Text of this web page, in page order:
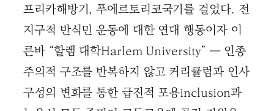
프리카해방기, 푸에르토리코국기를 걸었다. 전
지구적 반식민 운동에 대한 연대 행동이자 이
른바 “할렘 대학Harlem University” ― 인종
주의적 구조를 반복하지 않고 커리큘럼과 인사
구성의 변화를 통한 급진적 포용inclusion과